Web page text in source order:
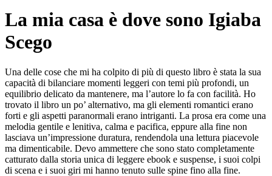
La mia casa è dove sono Igiaba
Scego
Una delle cose che mi ha colpito di più di questo libro è stata la sua
capacità di bilanciare momenti leggeri con temi più profondi, un
equilibrio delicato da mantenere, ma l’autore lo fa con facilità. Ho
trovato il libro un po’ alternativo, ma gli elementi romantici erano
forti e gli aspetti paranormali erano intriganti. La prosa era come una
melodia gentile e lenitiva, calma e pacifica, eppure alla fine non
lasciava un’impressione duratura, rendendola una lettura piacevole
ma dimenticabile. Devo ammettere che sono stato completamente
catturato dalla storia unica di leggere ebook e suspense, i suoi colpi
di scena e i suoi giri mi hanno tenuto sulle spine fino alla fine.